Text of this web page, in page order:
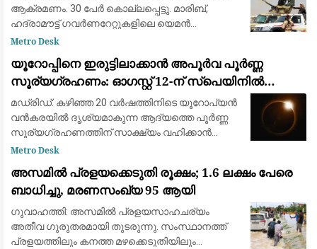
ആക്രമണം. 30 പേർ കൊല്ലപ്പെട്ടു. മാരിബ്,
ഹദ്രാമൗട്ട് ഗവർണറേറ്റുകളിലെ യെമൻ
എമർജൻസി ഫോഴ്‌സ് ക്യാമ്പുകൾക്ക്
വലിയ ആക്രമണമാണിത്
Metro Desk
യൂറോപ്പിനെ ഇരുട്ടിലാക്കാൻ അപൂർവ പൂർണ്ണ
സൂര്യഗ്രഹണം: ഓഗസ്റ്റ് 12-ന് സ്പെയിനിൽ
പ്രകൃതിയുടെ വിസ്മയക്കാഴ്ച
മഡ്രിഡ്: കഴിഞ്ഞ 20 വർഷത്തിനിടെ യൂറോപ്യൻ
വൻകരയിൽ ദൃശ്യമാകുന്ന ആദ്യത്തെ പൂർണ്ണ
സൂര്യഗ്രഹണത്തിന് സാക്ഷ്യം വഹിക്കാൻ
ഒരുങ്ങി ശാസ്ത്രലോകവും ആകാശപ്രേമികളും.
മറയ്ക
Metro Desk
അസമിൽ പ്രളയക്കെടുതി രൂക്ഷം; 1.6 ലക്ഷം പേരെ
ബാധിച്ചു, മരണസംഖ്യ 95 ആയി
ഗുവാഹത്തി: അസമിൽ പ്രളയസാഹചര്യം
അതീവ ഗുരുതരമായി തുടരുന്നു. സംസ്ഥാനത്ത്
പ്രളയത്തിലും കനത്ത മഴക്കെടുതിയിലും